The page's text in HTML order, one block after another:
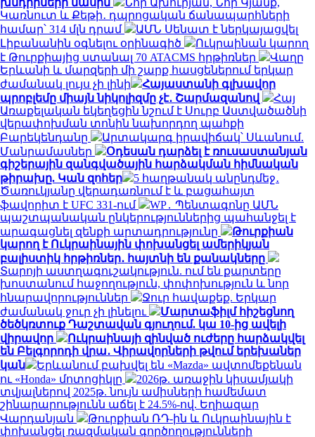
Կառնուտ և Քեթի․ դպրոցական ճանապարհների
համար՝ 314 մլն դրամ
ԱՄՆ Սենատ է ներկայացվել
Լիբանանին օգնելու օրինագիծ
Ուկրաինան կարող
է Թուրքիայից ստանալ 70 ATACMS հրթիռներ
Վաղը
Երևանի և մարզերի մի շարք հասցեներում երկար
ժամանակ լույս չի լինի
Հայաստանի գլխավոր
պրոբլեմը միայն նիկոլիզմը չէ․ Շարմազանով
Հայ
Առաքելական եկեղեցին նշում է Սուրբ Աստվածածնի
վերափոխման տոնին նախորդող պահքի
Բարեկենդանը
Արտակարգ իրավիճակ՝ Սևանում.
Մանրամասներ
Օդեսան դարձել է ռուսաստանյան
գիշերային զանգվածային հարձակման հիմնական
թիրախը. Կան զոհեր
5 հաղթանակ անընդմեջ․
Ծառուկյանը վերադառնում է և բացահայտ
ֆավորիտ է UFC 331-ում
WP․ Պենտագոնը ԱՄՆ
պաշտպանական ընկերություններից պահանջել է
արագացնել զենքի արտադրությունը
Թուրքիան
կարող է Ուկրաինային փոխանցել ամերիկյան
բալիստիկ հրթիռներ․ հայտնի են քանակները
Տարոյի աստղագուշակություն. ում են քարտերը
խոստանում հաջողություն, փոփոխություն և նոր
հնարավորություններ
Ջուր հավաքեք. Երկար
ժամանակ ջուր չի լինելու
Մարտաֆիլմ հիշեցնող
ծեծկռտուք Դաշտավան գյուղում. կա 10-ից ավելի
վիրավոր
Ուկրաինայի զինված ուժերը հարձակվել
են Բելգորոդի վրա․ Վիրավորների թվում երեխաներ
կան
Երևանում բախվել են «Mazda» ավտոմեքենան
ու «Honda» մոտոցիկլը
2026թ. առաջին կիսամյակի
տվյալներով 2025թ. նույն ամիսների համեմատ
շինարարությունն աճել է 24.5%-ով. Եղիազար
Վարդանյան
Թուրքիան ՌԴ-ին և Ուկրաինային է
փոխանցել ռազմական գործողությունների